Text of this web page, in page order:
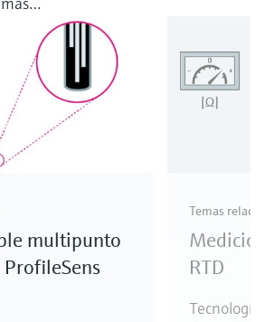
multipunto
Temas
RTD